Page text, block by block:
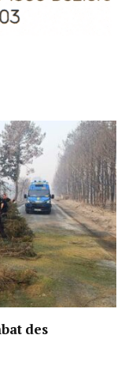
des